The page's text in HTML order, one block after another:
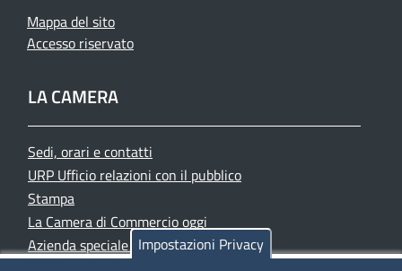
Mappa del sito
Accesso riservato
LA CAMERA
Sedi, orari e contatti
URP Ufficio relazioni con il pubblico
Stampa
La Camera di Commercio oggi
Azienda speciale PromoFirenze
Impostazioni Privacy